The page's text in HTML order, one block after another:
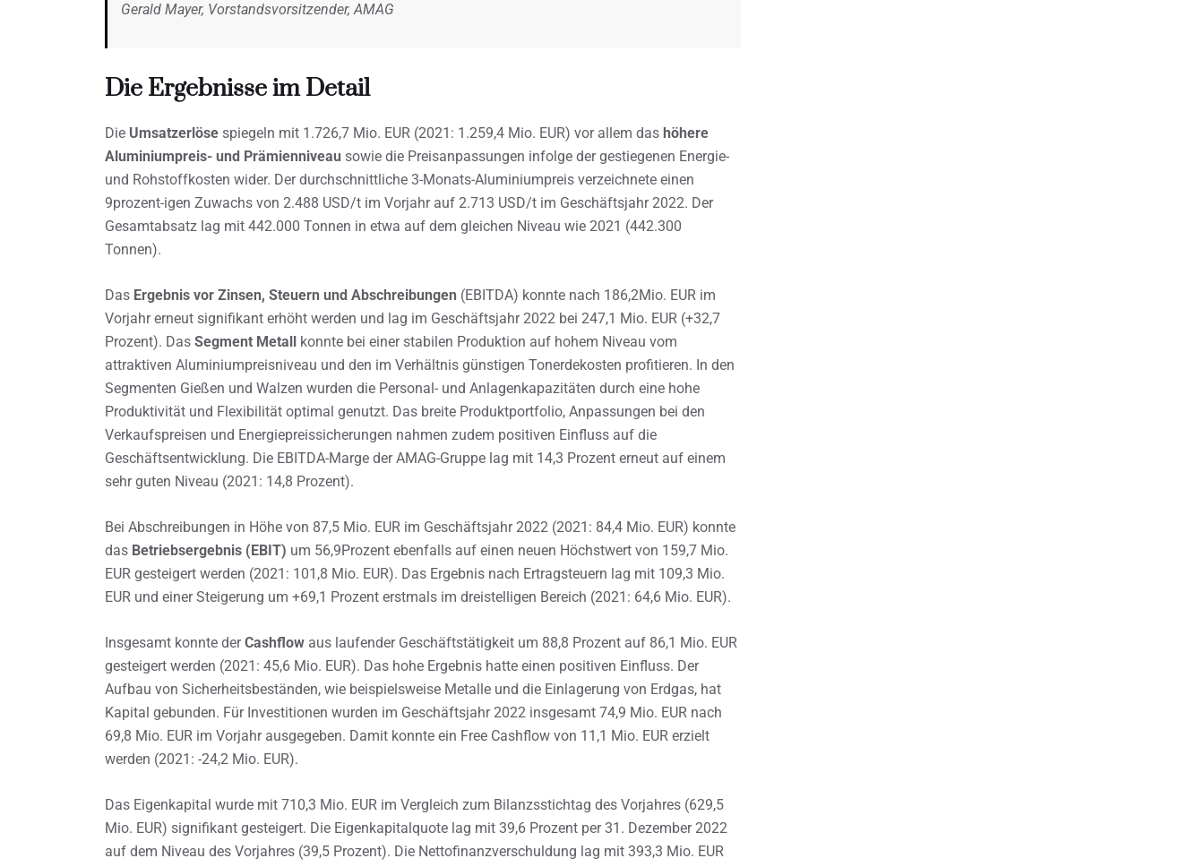
Gerald Mayer, Vorstandsvorsitzender, AMAG
Die Ergebnisse im Detail
Die Umsatzerlöse spiegeln mit 1.726,7 Mio. EUR (2021: 1.259,4 Mio. EUR) vor allem das höhere
Aluminiumpreis- und Prämienniveau sowie die Preisanpassungen infolge der gestiegenen Energie-
und Rohstoffkosten wider. Der durchschnittliche 3-Monats-Aluminiumpreis verzeichnete einen
9prozent-igen Zuwachs von 2.488 USD/t im Vorjahr auf 2.713 USD/t im Geschäftsjahr 2022. Der
Gesamtabsatz lag mit 442.000 Tonnen in etwa auf dem gleichen Niveau wie 2021 (442.300
Tonnen).
Das Ergebnis vor Zinsen, Steuern und Abschreibungen (EBITDA) konnte nach 186,2Mio. EUR im
Vorjahr erneut signifikant erhöht werden und lag im Geschäftsjahr 2022 bei 247,1 Mio. EUR (+32,7
Prozent). Das Segment Metall konnte bei einer stabilen Produktion auf hohem Niveau vom
attraktiven Aluminiumpreisniveau und den im Verhältnis günstigen Tonerdekosten profitieren. In den
Segmenten Gießen und Walzen wurden die Personal- und Anlagenkapazitäten durch eine hohe
Produktivität und Flexibilität optimal genutzt. Das breite Produktportfolio, Anpassungen bei den
Verkaufspreisen und Energiepreissicherungen nahmen zudem positiven Einfluss auf die
Geschäftsentwicklung. Die EBITDA-Marge der AMAG-Gruppe lag mit 14,3 Prozent erneut auf einem
sehr guten Niveau (2021: 14,8 Prozent).
Bei Abschreibungen in Höhe von 87,5 Mio. EUR im Geschäftsjahr 2022 (2021: 84,4 Mio. EUR) konnte
das Betriebsergebnis (EBIT) um 56,9Prozent ebenfalls auf einen neuen Höchstwert von 159,7 Mio.
EUR gesteigert werden (2021: 101,8 Mio. EUR). Das Ergebnis nach Ertragsteuern lag mit 109,3 Mio.
EUR und einer Steigerung um +69,1 Prozent erstmals im dreistelligen Bereich (2021: 64,6 Mio. EUR).
Insgesamt konnte derCashflow aus laufender Geschäftstätigkeit um 88,8 Prozent auf 86,1 Mio. EUR
gesteigert werden (2021: 45,6 Mio. EUR). Das hohe Ergebnis hatte einen positiven Einfluss. Der
Aufbau von Sicherheitsbeständen, wie beispielsweise Metalle und die Einlagerung von Erdgas, hat
Kapital gebunden. Für Investitionen wurden im Geschäftsjahr 2022 insgesamt 74,9 Mio. EUR nach
69,8 Mio. EUR im Vorjahr ausgegeben. Damit konnte ein Free Cashflow von 11,1 Mio. EUR erzielt
werden (2021: -24,2 Mio. EUR).
Das Eigenkapital wurde mit 710,3 Mio. EUR im Vergleich zum Bilanzsstichtag des Vorjahres (629,5
Mio. EUR) signifikant gesteigert. Die Eigenkapitalquote lag mit 39,6 Prozent per 31. Dezember 2022
auf dem Niveau des Vorjahres (39,5 Prozent). Die Nettofinanzverschuldung lag mit 393,3 Mio. EUR